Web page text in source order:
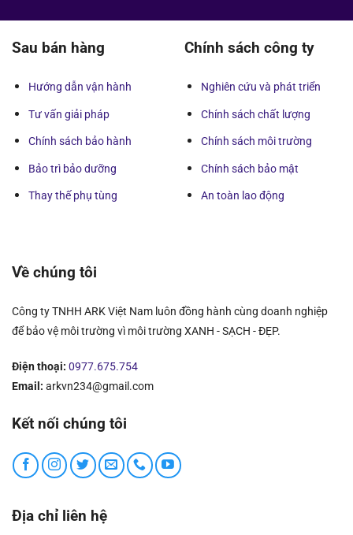
Sau bán hàng
Hướng dẫn vận hành
Tư vấn giải pháp
Chính sách bảo hành
Bảo trì bảo dưỡng
Thay thế phụ tùng
Chính sách công ty
Nghiên cứu và phát triển
Chính sách chất lượng
Chính sách môi trường
Chính sách bảo mật
An toàn lao động
Về chúng tôi
Công ty TNHH ARK Việt Nam luôn đồng hành cùng doanh nghiệp
để bảo vệ môi trường vì môi trường XANH - SẠCH - ĐẸP.
Điện thoại: 0977.675.754
Email: arkvn234@gmail.com
Kết nối chúng tôi
Địa chỉ liên hệ